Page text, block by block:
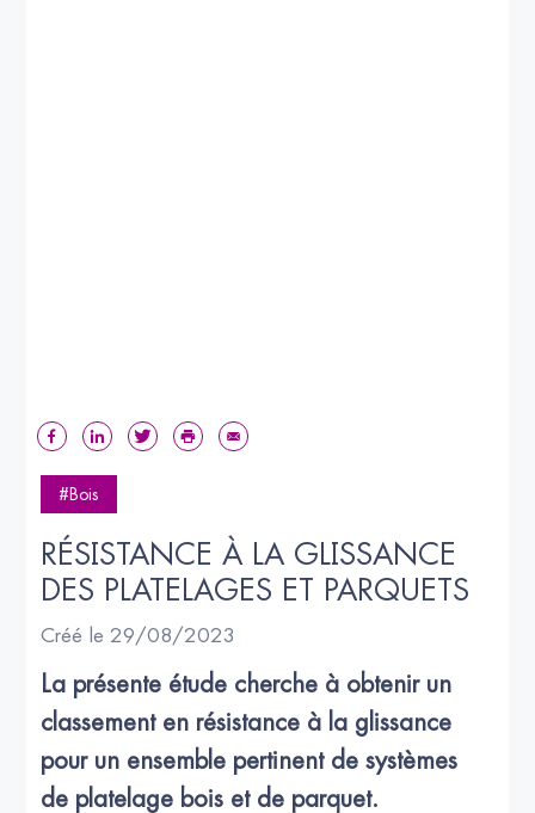
#Bois
RÉSISTANCE À LA GLISSANCE
DES PLATELAGES ET PARQUETS
Créé le 29/08/2023
La présente étude cherche à obtenir un
classement en résistance à la glissance
pour un ensemble pertinent de systèmes
de platelage bois et de parquet.